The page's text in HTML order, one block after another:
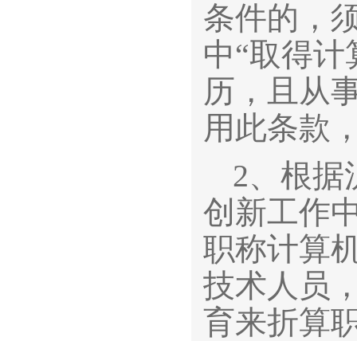
条件的，
中“取得
历，且从
用此条款
2、根据
创新工作
职称计算
技术人员
育来折算